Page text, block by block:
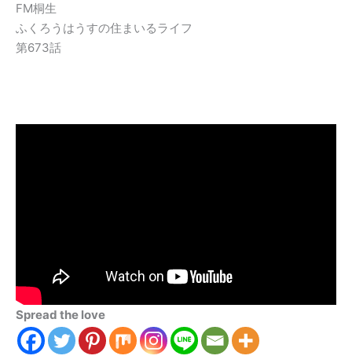
FM桐生
ふくろうはうすの住まいるライフ
第673話
Spread the love